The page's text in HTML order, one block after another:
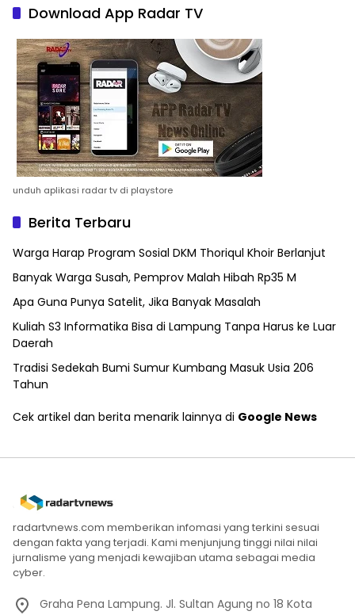
Download App Radar TV
unduh aplikasi radar tv di playstore
Berita Terbaru
Warga Harap Program Sosial DKM Thoriqul Khoir Berlanjut
Banyak Warga Susah, Pemprov Malah Hibah Rp35 M
Apa Guna Punya Satelit, Jika Banyak Masalah
Kuliah S3 Informatika Bisa di Lampung Tanpa Harus ke Luar
Daerah
Tradisi Sedekah Bumi Sumur Kumbang Masuk Usia 206
Tahun
Cek artikel dan berita menarik lainnya di Google News
radartvnews.com memberikan infomasi yang terkini sesuai
dengan fakta yang terjadi. Kami menjunjung tinggi nilai nilai
jurnalisme yang menjadi kewajiban utama sebagai media
cyber.
Graha Pena Lampung. Jl. Sultan Agung no 18 Kota